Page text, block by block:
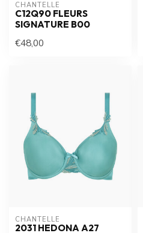
CHANTELLE
C12Q90 FLEURS
SIGNATURE B00
€48,00
CHANTELLE
2031 HEDONA A27